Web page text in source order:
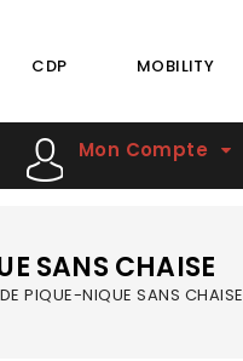
CDP MOBILITY
Mon Compte
SANS CHAISE
PIQUE-NIQUE SANS CHAISE